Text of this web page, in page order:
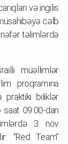
və ingilis
cəlb
təlimlərdə
müəllimlər
proqramına
praktiki biliklər
09:00-dan
3 növ
“Red Team”